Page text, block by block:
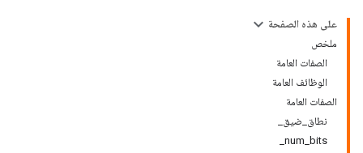
على هذه الصفحة
ملخص
الصفات العامة
الوظائف العامة
الصفات العامة
نطاق_ضيق_
num_bits_